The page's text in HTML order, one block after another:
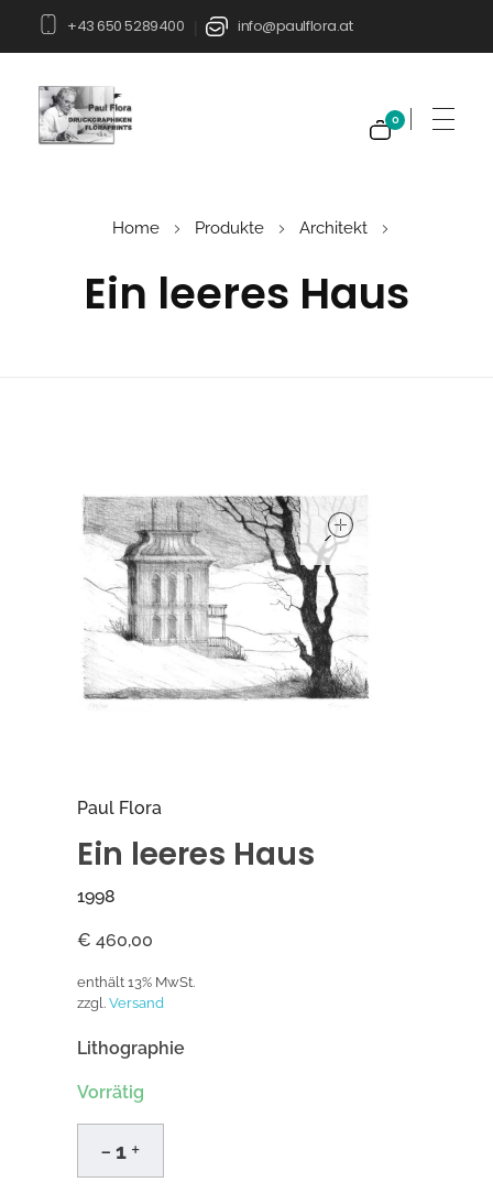
+43 650 5289400 info@paulflora.at
0
Home Produkte Architekt
Ein leeres Haus
Paul Flora
Ein leeres Haus
1998
€ 460,00
enthält 13% MwSt.
zzgl. Versand
Lithographie
Vorrätig